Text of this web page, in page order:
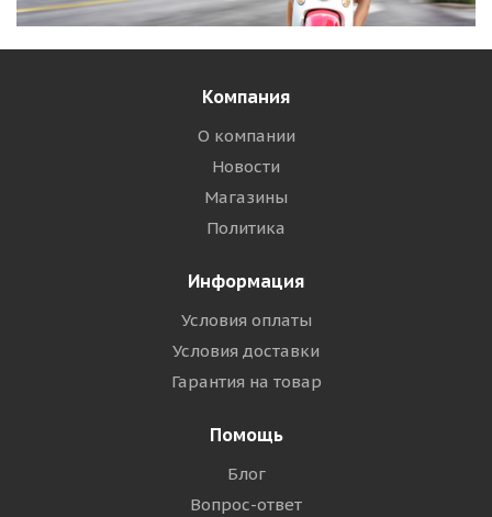
Компания
О компании
Новости
Магазины
Политика
Информация
Условия оплаты
Условия доставки
Гарантия на товар
Помощь
Блог
Вопрос-ответ